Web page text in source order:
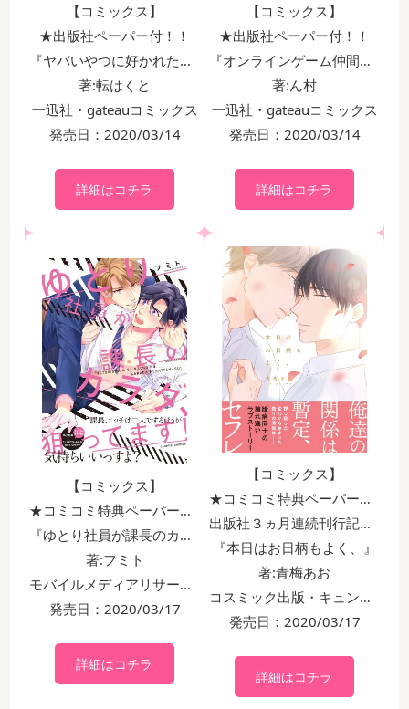
【コミックス】
★出版社ペーパー付！！
『ヤバいやつに好かれた話』
著:転はくと
一迅社・gateauコミックス
発売日：2020/03/14
詳細はコチラ
【コミックス】
★出版社ペーパー付！！
『オンラインゲーム仲間とサシオフしたら職場の鬼上司が来た』
著:ん村
一迅社・gateauコミックス
発売日：2020/03/14
詳細はコチラ
【コミックス】
★コミコミ特典ペーパー＆出版社ペーパー付！！
『ゆとり社員が課長のカラダ、狙ってます！』
著:フミト
モバイルメディアリサーチ・caramelコミックス
発売日：2020/03/17
詳細はコチラ
【コミックス】
★コミコミ特典ペーパー＆出版社ペーパー＆
出版社３ヵ月連続刊行記念4Pリーフレット付！！
『本日はお日柄もよく、』
著:青梅あお
コスミック出版・キュンコミックススパイシーホップコミックス
発売日：2020/03/17
詳細はコチラ